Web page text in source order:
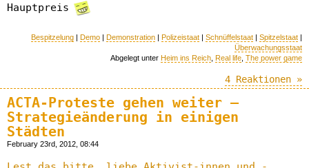
Hauptpreis
Bespitzelung | Demo | Demonstration | Polizeistaat | Schnüffelstaat | Spitzelstaat |
Überwachungsstaat
Abgelegt unter Heim ins Reich Real life The power game
4 Reaktionen »
ACTA-Proteste gehen weiter –
Strategieänderung in einigen
Städten
February 23rd, 2012, 08:44